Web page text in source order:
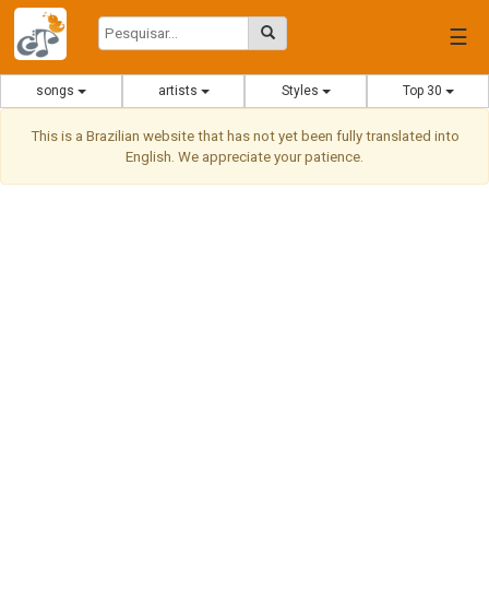
☰
songs artists Styles Top 30
This is a Brazilian website that has not yet been fully translated into
English. We appreciate your patience.